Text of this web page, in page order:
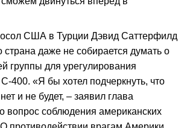
США в Турции Дэвид Саттерфилд
страна даже не собирается думать о
группы для урегулирования
С-400. «Я бы хотел подчеркнуть, что
и не будет, – заявил глава
вопрос соблюдения американских